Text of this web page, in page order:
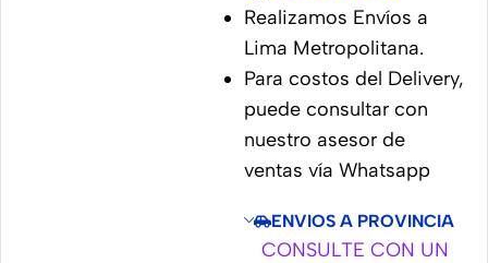
Realizamos Envíos a
Lima Metropolitana.
Para costos del Delivery,
puede consultar con
nuestro asesor de
ventas vía Whatsapp
ENVIOS A PROVINCIA
CONSULTE CON UN